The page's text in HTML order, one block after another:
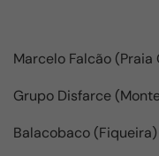
Marcelo Falcão (Praia
Grupo Disfarce
Balacobaco (Fiqueira)